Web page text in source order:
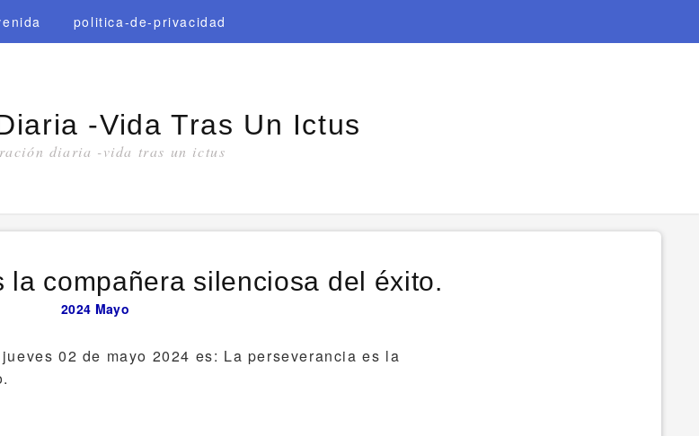
politica-de-privacidad
-vida Tras Un Ictus
diaria -vida tras un ictus
la compañera silenciosa del éxito.
2024 Mayo
02 de mayo 2024 es: La perseverancia es la